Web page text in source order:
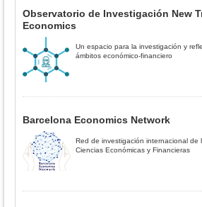
Observatorio de Investigación New
Economics
Un espacio para la investigación y
ámbitos económico-financiero
Barcelona Economics Network
Red de investigación internacional de
Ciencias Económicas y Financieras